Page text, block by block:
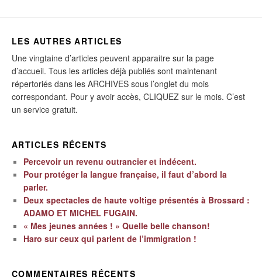
LES AUTRES ARTICLES
Une vingtaine d’articles peuvent apparaitre sur la page
d’accueil. Tous les articles déjà publiés sont maintenant
répertoriés dans les ARCHIVES sous l’onglet du mois
correspondant. Pour y avoir accès, CLIQUEZ sur le mois. C’est
un service gratuit.
ARTICLES RÉCENTS
Percevoir un revenu outrancier et indécent.
Pour protéger la langue française, il faut d’abord la
parler.
Deux spectacles de haute voltige présentés à Brossard :
ADAMO ET MICHEL FUGAIN.
« Mes jeunes années ! » Quelle belle chanson!
Haro sur ceux qui parlent de l’immigration !
COMMENTAIRES RÉCENTS